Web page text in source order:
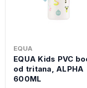
EQUA
EQUA Kids PVC
od tritana, ALPHA
600ML